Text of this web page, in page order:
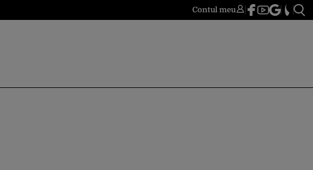
Contul meu